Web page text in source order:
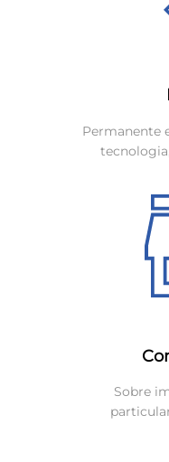
Permanente
Sobre